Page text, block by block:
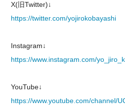
X(旧Twitter)↓
https://twitter.com/yojirokobayashi
Instagram↓
https://www.instagram.com/
YouTube↓
https://www.youtube.com/channel/